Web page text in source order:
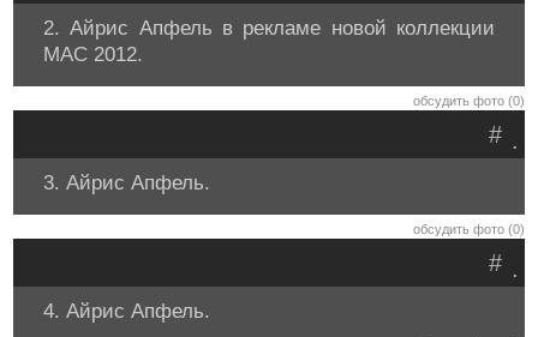
2. Айрис Апфель в рекламе новой коллекции
MAC 2012.
обсудить фото (0)
.
#
3. Айрис Апфель.
обсудить фото (0)
.
#
4. Айрис Апфель.